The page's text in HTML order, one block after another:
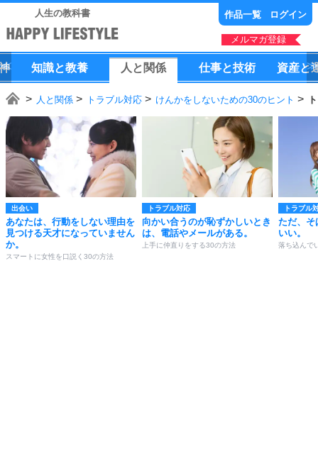
人生の教科書 作品一覧 ログイン
メルマガ登録
知識と教養 人 と 関係 仕事と技術 資産と
人と関係 トラブル対応 けんかをしないための30のヒント
出会い
あなたは、行動をしない理由を
見つける天才になっていません
か。
スマートに女性を口説く30の方法
トラブル対応
向かい合うのが恥ずかしいとき
は、電話やメールがある。
上手に仲直りをする30の方法
トラブル
ただ、そ
いい。
落ち込んで